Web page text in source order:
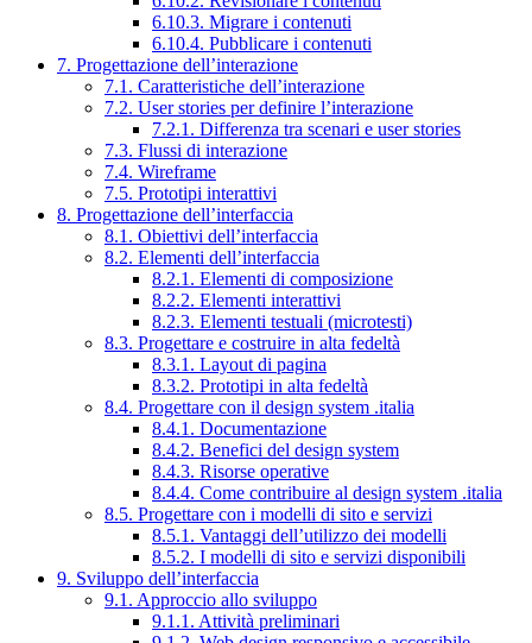
6.10.3. Migrare i contenuti
6.10.4. Pubblicare i contenuti
7. Progettazione dell’interazione
7.1. Caratteristiche dell’interazione
7.2. User stories per definire l’interazione
7.2.1. Differenza tra scenari e user stories
7.3. Flussi di interazione
7.4. Wireframe
7.5. Prototipi interattivi
8. Progettazione dell’interfaccia
8.1. Obiettivi dell’interfaccia
8.2. Elementi dell’interfaccia
8.2.1. Elementi di composizione
8.2.2. Elementi interattivi
8.2.3. Elementi testuali (microtesti)
8.3. Progettare e costruire in alta fedeltà
8.3.1. Layout di pagina
8.3.2. Prototipi in alta fedeltà
8.4. Progettare con il design system .italia
8.4.1. Documentazione
8.4.2. Benefici del design system
8.4.3. Risorse operative
8.4.4. Come contribuire al design system .italia
8.5. Progettare con i modelli di sito e servizi
8.5.1. Vantaggi dell’utilizzo dei modelli
8.5.2. I modelli di sito e servizi disponibili
9. Sviluppo dell’interfaccia
9.1. Approccio allo sviluppo
9.1.1. Attività preliminari